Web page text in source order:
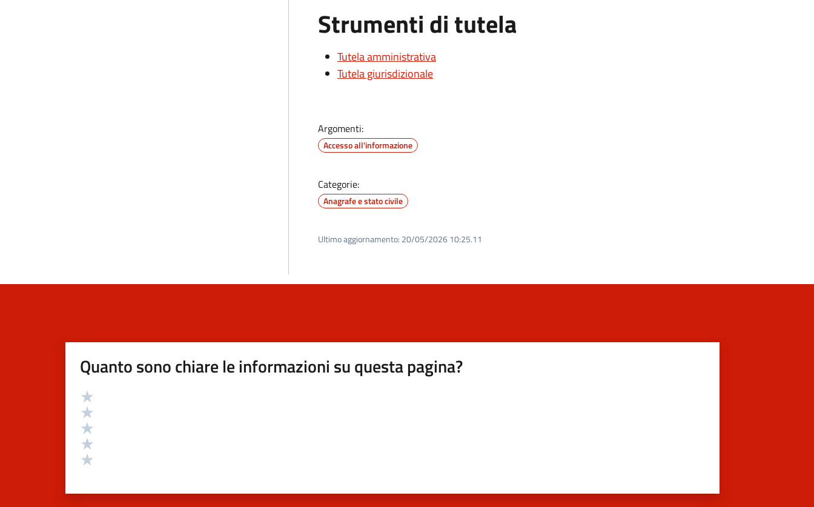
Strumenti di tutela
Tutela amministrativa
Tutela giurisdizionale
Argomenti:
Accesso all'informazione
Categorie:
Anagrafe e stato civile
Ultimo aggiornamento: 20/05/2026 10:25.11
Quanto sono chiare le informazioni su questa pagina?
Valutazione